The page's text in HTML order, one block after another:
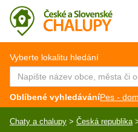
Vyberte lokalitu hledání
Oblíbené vyhledáváníPes -
Chaty a chalupy > Česká republika